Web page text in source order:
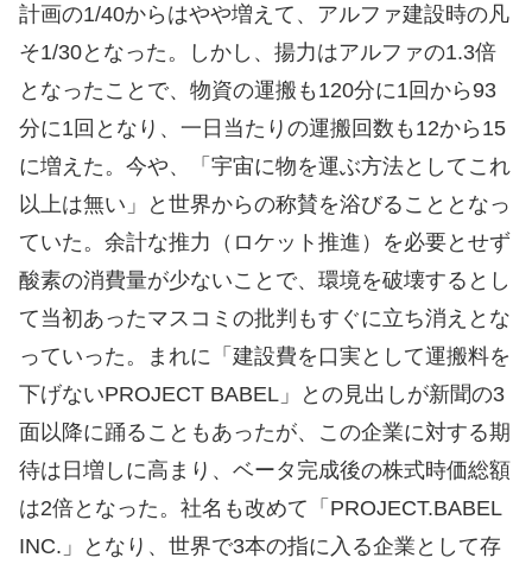
計画の1/40からはやや増えて、アルファ建設時の凡
そ1/30となった。しかし、揚力はアルファの1.3倍
となったことで、物資の運搬も120分に1回から93
分に1回となり、一日当たりの運搬回数も12から15
に増えた。今や、「宇宙に物を運ぶ方法としてこれ
以上は無い」と世界からの称賛を浴びることとなっ
ていた。余計な推力（ロケット推進）を必要とせず
酸素の消費量が少ないことで、環境を破壊するとし
て当初あったマスコミの批判もすぐに立ち消えとな
っていった。まれに「建設費を口実として運搬料を
下げないPROJECT BABEL」との見出しが新聞の3
面以降に踊ることもあったが、この企業に対する期
待は日増しに高まり、ベータ完成後の株式時価総額
は2倍となった。社名も改めて「PROJECT.BABEL
INC.」となり、世界で3本の指に入る企業として存